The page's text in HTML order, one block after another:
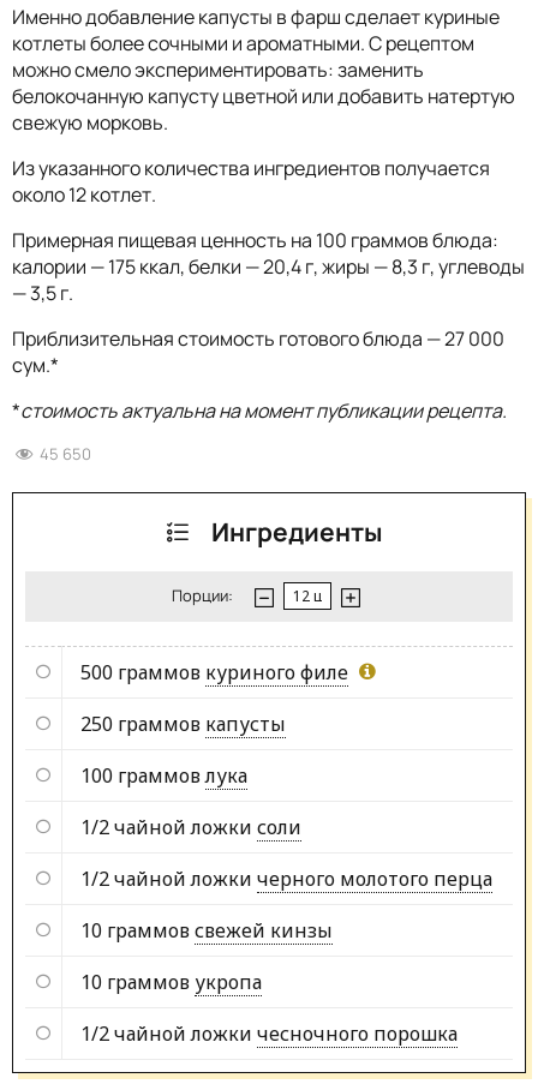
Именно добавление капусты в фарш сделает куриные
котлеты более сочными и ароматными. С рецептом
можно смело экспериментировать: заменить
белокочанную капусту цветной или добавить натертую
свежую морковь.
Из указанного количества ингредиентов получается
около 12 котлет.
Примерная пищевая ценность на 100 граммов блюда:
калории — 175 ккал, белки — 20,4 г, жиры — 8,3 г, углеводы
— 3,5 г.
Приблизительная стоимость готового блюда — 27 000
сум.*
*стоимость актуальна на момент публикации рецепта.
45 650
Ингредиенты
Порции:
500 граммов куриного филе
250 граммов капусты
100 граммовлука
1/2 чайной ложки соли
1/2 чайной ложки черного молотого перца
10 граммовсвежей кинзы
10 граммов укропа
1/2 чайной ложки чесночного порошка